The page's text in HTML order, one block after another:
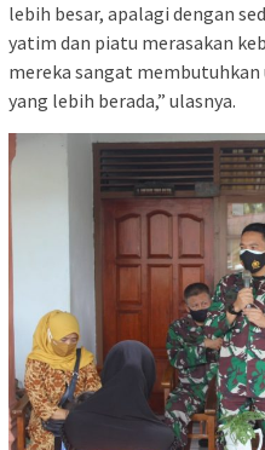
lebih besar, apalagi dengan
yatim dan piatu merasakan
mereka sangat
yang lebih berada,” ulasnya.